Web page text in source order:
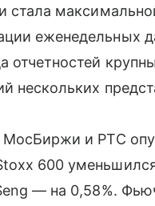
стала
еженедельных
нескольких
и РТС
600
— на 0,58%.